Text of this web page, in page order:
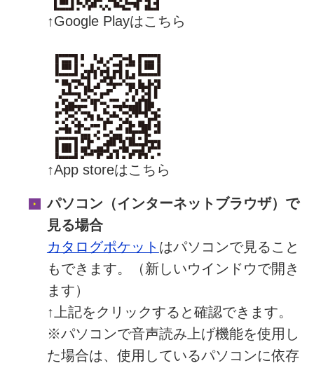
↑Google Playはこちら
↑App storeはこちら
パソコン（インターネットブラウザ）で
見る場合
カタログポケット はパソコンで見ること
もできます。
（新しいウインドウで開き
ます）
↑上記をクリックすると確認できます。
※パソコンで音声読み上げ機能を使用し
た場合は、使用しているパソコンに依存